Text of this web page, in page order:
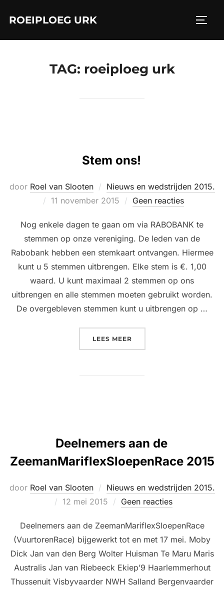
naarROEIPLOEG URK
TAG: roeiploeg urk
Stem ons!
door Roel van Slooten
Nieuws en wedstrijden 2015.
Geplaatst
11 november 2015 Geen reacties
Nog enkele dagen te gaan om via RABOBANK te
stemmen op onze vereniging. De leden van de
Rabobank hebben een stemkaart ontvangen. Hiermee
kunt u 5 stemmen uitbrengen. Elke stem is €. 1,00
waard. U kunt maximaal 2 stemmen op ons
uitbrengen en alle stemmen moeten gebruikt worden.
De overgebleven stemmen kunt u uitbrengen op …
LEES MEER“STEM ONS!”
Deelnemers aan de
ZeemanMariflexSloepenRace 2015
door Roel van Slooten
Nieuws en wedstrijden 2015.
Geplaatst
12 mei 2015 Geen reacties
Deelnemers aan de ZeemanMariflexSloepenRace
(VuurtorenRace) bijgewerkt tot en met 17 mei. Moby
Dick Jan van den Berg Wolter Huisman Te Maru Maris
Australis Jan van Riebeeck Ekiep’9 Haarlemmerhout
Thussenuit Visbyvaarder NWH Salland Bergenvaarder